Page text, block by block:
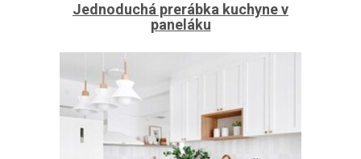
Jednoduchá prerábka kuchyne v
paneláku